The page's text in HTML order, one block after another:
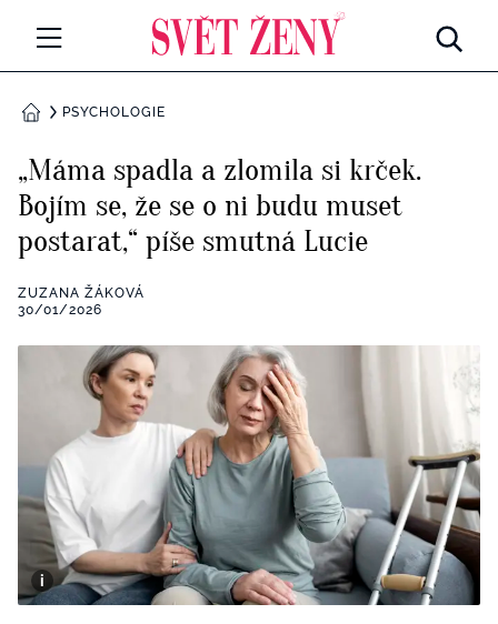
Všechny kategorie
Rozhovory
RETROHUBKY
Všechny kategorie
Seberozvoj
Všechny kategorie
Životní styl
ZÁBAVA
Všechny kategorie
Testy a kvízy
BYDLENÍ
Všechny kategorie
Tvoření
Rady a tipy
BurdaMedia
Extra
SVĚT ŽENY - 599 KČ
ROČNÍ PŘEDPLATNÉ SVĚT ŽENY +
DOMŮPSYCHOLOGIE
„Máma spadla a zlomila si krček.
Bojím se, že se o ni budu muset
postarat,“ píše smutná Lucie
ZUZANA ŽÁKOVÁ
30/01/2026